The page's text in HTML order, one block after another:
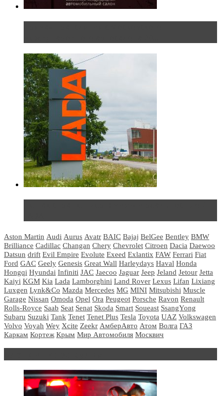
Aston Martin Audi Aurus Avatr BAIC Bajaj BelGee Bentley BMW
Brilliance Cadillac Changan Chery Chevrolet Citroen Dacia Daewoo
Datsun drift Evil Empire Evolute Exeed Exlantix FAW Ferrari Fiat
Ford GAC Geely Genesis Great Wall Harleydays Haval Honda
Hongqi Hyundai Infiniti JAC Jaecoo Jaguar Jeep Jeland Jetour Jetta
Kaiyi KGM Kia Lada Lamborghini Land Rover Lexus Lifan Lixiang
Luxgen Lynk&Co Mazda Mercedes MG MINI Mitsubishi Muscle
Garage Nissan Omoda Opel Ora Peugeot Porsche Ravon Renault
Rolls-Royce Saab Seat Senat Skoda Smart Soueast SsangYong
Subaru Suzuki Tank Tenet Tenet Plus Tesla Toyota UAZ Volkswagen
Volvo Voyah Wey Xcite Zeekr АмберАвто Атом Волга ГАЗ
Каркам Кортеж Крым Мир Автомобиля Москвич